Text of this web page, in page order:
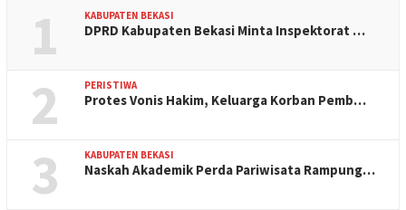
1 KABUPATEN BEKASI
DPRD Kabupaten Bekasi Minta Inspektorat …
2 PERISTIWA
Protes Vonis Hakim, Keluarga Korban Pemb…
3 KABUPATEN BEKASI
Naskah Akademik Perda Pariwisata Rampung…